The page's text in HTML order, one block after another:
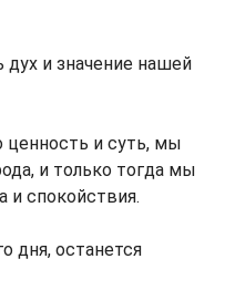
и значение нашей
ценность и суть, мы
и только тогда мы
и спокойствия.
дня, останется